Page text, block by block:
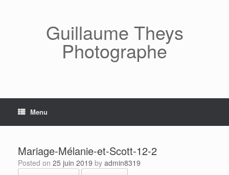
Guillaume Theys
Photographe
Menu
Mariage-Mélanie-et-Scott-12-2
Posted on 25 juin 2019 by admin8319